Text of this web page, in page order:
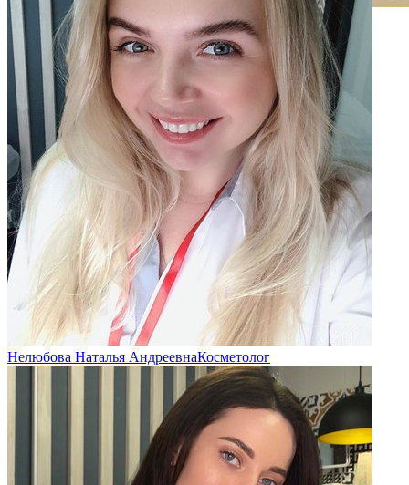
Консультация психолога
Кризис всегда открывает
новые возможности!
Хочешь разобраться в себе?
Записывайтесь на консультацию!
Записаться
Нелюбова Наталья АндреевнаКосметолог